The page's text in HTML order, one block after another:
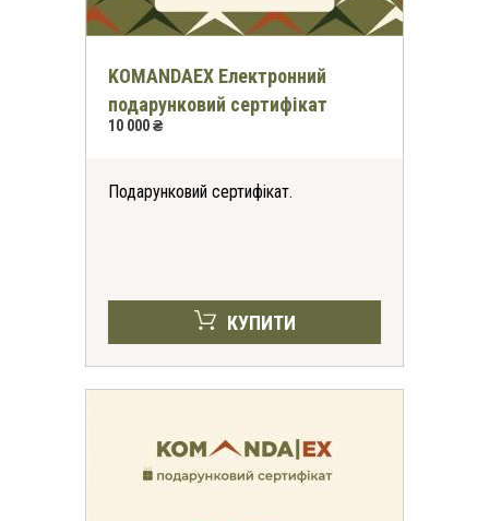
KOMANDAEX Електронний
подарунковий сертифікат
10 000 ₴
Подарунковий сертифікат.
КУПИТИ